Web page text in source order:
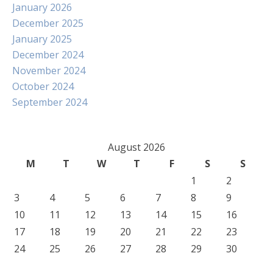
January 2026
December 2025
January 2025
December 2024
November 2024
October 2024
September 2024
August 2026
M
T W T F S
S
1
2
3
4 5 6 7 8
9
10
11 12 13 14 15
16
17
18 19 20 21 22
23
24
25 26 27 28 29
30